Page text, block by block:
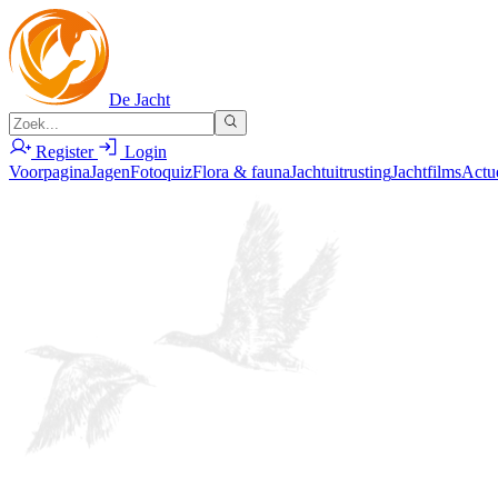
De Jacht
Register
Login
VoorpaginaJagenFotoquizFlora & faunaJachtuitrustingJachtfilms